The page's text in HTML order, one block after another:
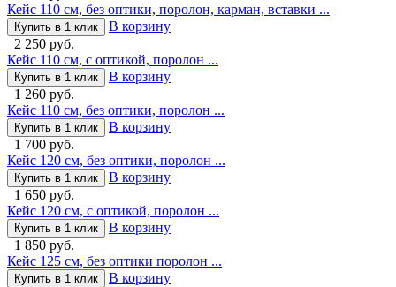
Кейс 110 см, без оптики, поролон, карман, вставки ...
Купить в 1 клик
В корзину
2 250 руб.
Кейс 110 см, с оптикой, поролон ...
Купить в 1 клик
В корзину
1 260 руб.
Кейс 110 см, без оптики, поролон ...
Купить в 1 клик
В корзину
1 700 руб.
Кейс 120 см, без оптики, поролон ...
Купить в 1 клик
В корзину
1 650 руб.
Кейс 120 см, с оптикой, поролон ...
Купить в 1 клик
В корзину
1 850 руб.
Кейс 125 см, без оптики поролон ...
Купить в 1 клик
В корзину